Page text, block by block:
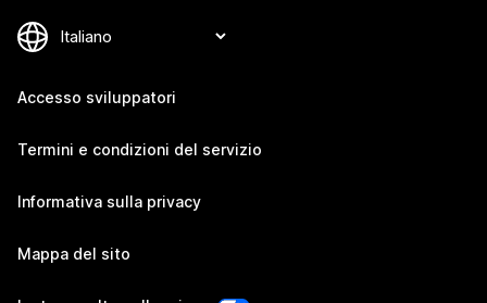
Accesso sviluppatori
Termini e condizioni del servizio
Informativa sulla privacy
Mappa del sito